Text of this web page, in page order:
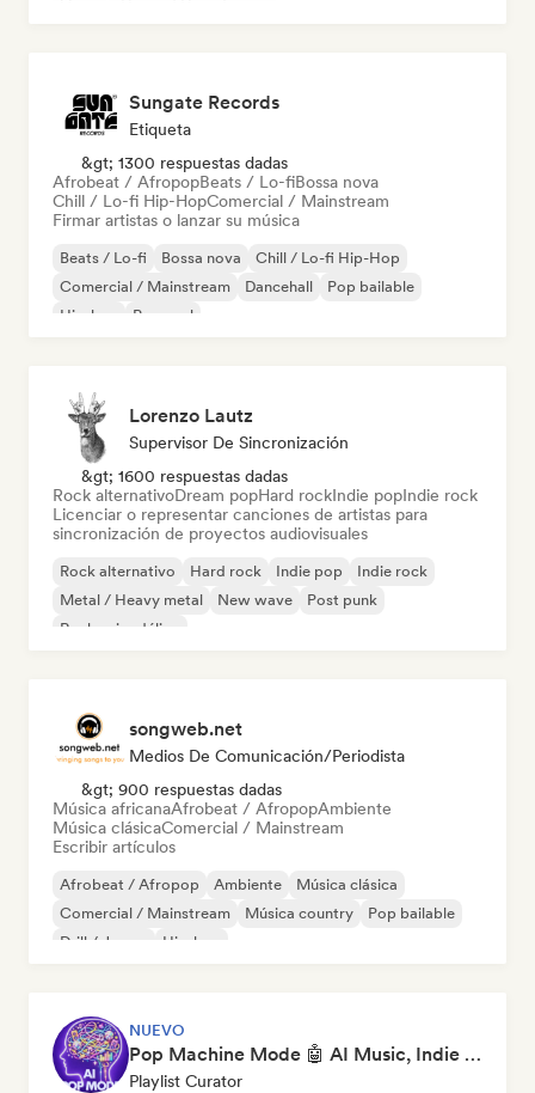
Sungate Records
Etiqueta
&gt; 1300 respuestas dadas
Afrobeat / AfropopBeats / Lo-fiBossa nova
Chill / Lo-fi Hip-HopComercial / Mainstream
Firmar artistas o lanzar su música
Beats / Lo-fi Bossa nova
Chill / Lo-fi Hip-Hop
Comercial / Mainstream
Dancehall
Pop bailable
Hip-hop
Pop soul
Lorenzo Lautz
Supervisor De Sincronización
&gt; 1600 respuestas dadas
Rock alternativoDream popHard rockIndie popIndie rock
Licenciar o representar canciones de artistas para
sincronización de proyectos audiovisuales
Rock alternativo Hard rock Indie pop
Indie rock
Metal / Heavy metal
New wave
Post punk
Rock psicodélico
songweb.net
Medios De Comunicación/Periodista
&gt; 900 respuestas dadas
Música africanaAfrobeat / AfropopAmbiente
Música clásicaComercial / Mainstream
Escribir artículos
Afrobeat / Afropop Ambiente
Música clásica
Comercial / Mainstream
Música country
Pop bailable
Drill / Jersey
Hip-hop
NUEVO
Pop Machine Mode 🤖 AI Music, Indie Pop & Dream Pop
Playlist Curator